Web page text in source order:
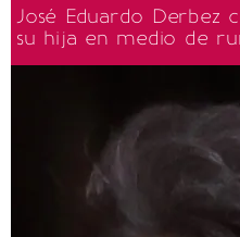
José Eduardo Derbez
su hija en medio de